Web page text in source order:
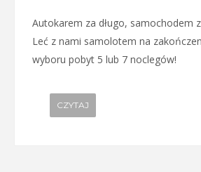
Autokarem za długo, samochodem
Leć z nami samolotem na
wyboru pobyt 5 lub 7 noclegów!
CZYTAJ